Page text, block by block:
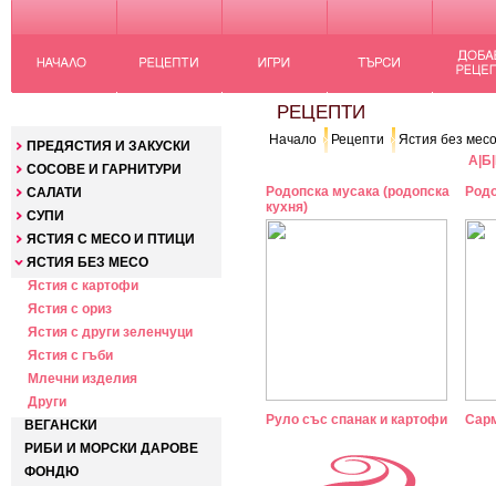
ПРЕДЯСТИЯ И ЗАКУСКИ
СОСОВЕ И ГАРНИТУРИ
САЛАТИ
СУПИ
ЯСТИЯ С МЕСО И ПТИЦИ
ЯСТИЯ БЕЗ МЕСО
Ястия с картофи
Ястия с ориз
Ястия с други зеленчуци
Ястия с гъби
Млечни изделия
Други
ВЕГАНСКИ
РИБИ И МОРСКИ ДАРОВЕ
ФОНДЮ
РЕЦЕПТИ
Начало Рецепти
Ястия без месо
А Б
Родопска мусака (родопска
кухня)
Руло със спанак и картофи